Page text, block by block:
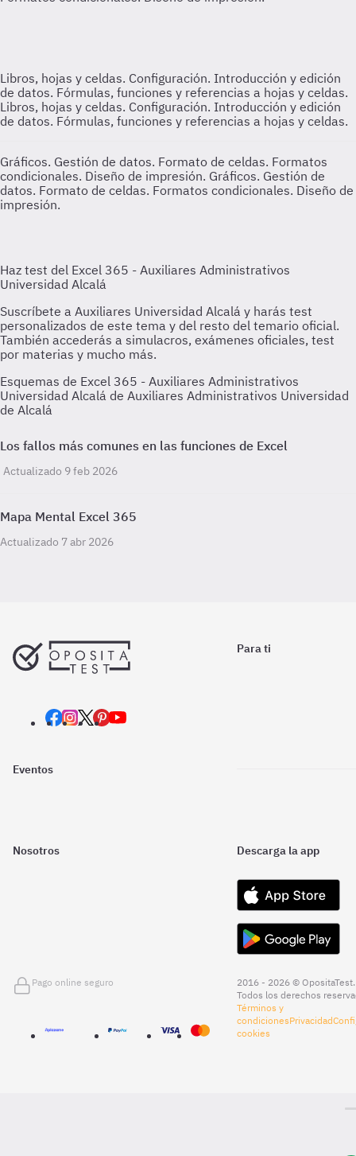
Libros, hojas y celdas. Configuración. Introducción y edición
de datos. Fórmulas, funciones y referencias a hojas y celdas.
Libros, hojas y celdas. Configuración. Introducción y edición
de datos. Fórmulas, funciones y referencias a hojas y celdas.
Gráficos. Gestión de datos. Formato de celdas. Formatos
condicionales. Diseño de impresión. Gráficos. Gestión de
datos. Formato de celdas. Formatos condicionales. Diseño de
impresión.
Esquemas de Excel 365 - Auxiliares Administrativos
Universidad Alcalá de Auxiliares Administrativos Universidad
de Alcalá
Los fallos más comunes en las funciones de Excel
Actualizado 9 feb 2026
Mapa Mental Excel 365
Actualizado 7 abr 2026
Para ti
Eventos
Nosotros Descarga la app
Pago online seguro
2016 - 2026 © OpositaTest.
Todos los derechos
Términos y
condicionesPrivacidad
cookies